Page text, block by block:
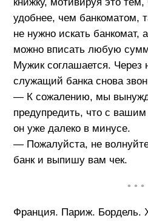
удобнее, чем банкоматом,
не нужно искать банкомат,
можно вписать любую
Мужик соглашается. Через
служащий банка снова
— К сожалению, мы
предупредить, что с
он уже далеко в минусе.
— Пожалуйста, не
банк и выпишу вам чек.
• • •
Франция. Париж. Бордель.